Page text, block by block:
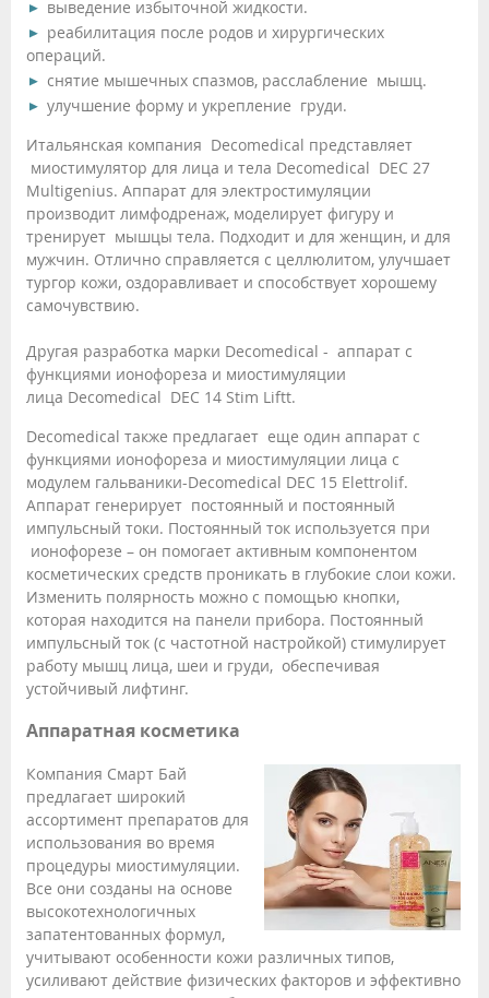
выведение избыточной жидкости.
реабилитация после родов и хирургических
операций.
снятие мышечных спазмов, расслабление мышц.
улучшение форму и укрепление груди.
Итальянская компания Decomedical представляет
миостимулятор для лица и тела Decomedical DEC 27
Multigenius. Аппарат для электростимуляции
производит лимфодренаж, моделирует фигуру и
тренирует мышцы тела. Подходит и для женщин, и для
мужчин. Отлично справляется с целлюлитом, улучшает
тургор кожи, оздоравливает и способствует хорошему
самочувствию.
Другая разработка марки Decomedical - аппарат с
функциями ионофореза и миостимуляции
лица Decomedical DEC 14 Stim Liftt.
Decomedical также предлагает еще один аппарат с
функциями ионофореза и миостимуляции лица с
модулем гальваники-Decomedical DEC 15 Elettrolif.
Аппарат генерирует постоянный и постоянный
импульсный токи. Постоянный ток используется при
ионофорезе – он помогает активным компонентом
косметических средств проникать в глубокие слои кожи.
Изменить полярность можно с помощью кнопки,
которая находится на панели прибора. Постоянный
импульсный ток (с частотной настройкой) стимулирует
работу мышц лица, шеи и груди, обеспечивая
устойчивый лифтинг.
Аппаратная косметика
Компания Смарт Бай
предлагает широкий
ассортимент препаратов для
использования во время
процедуры миостимуляции.
Все они созданы на основе
высокотехнологичных
запатентованных формул,
учитывают особенности кожи различных типов,
усиливают действие физических факторов и эффективно